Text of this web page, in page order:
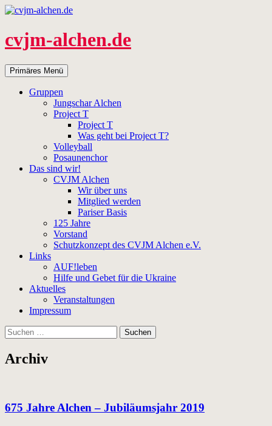
Zum
springen
cvjm-alchen.de
Suchen
Primäres Menü
Gruppen
Jungschar Alchen
Project T
Project T
Was geht bei Project T?
Volleyball
Posaunenchor
Das sind wir!
CVJM Alchen
Wir über uns
Mitglied werden
Pariser Basis
125 Jahre
Vorstand
Schutzkonzept des CVJM Alchen e.V.
Links
AUF!leben
Hilfe und Gebet für die Ukraine
Aktuelles
Veranstaltungen
Impressum
Suchen
nach:
Archiv
675 Jahre Alchen – Jubiläumsjahr 2019